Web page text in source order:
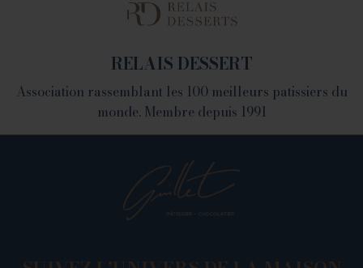
1082 Chemin de Devienne - 26100 Romans sur Isère
RELAIS DESSERT
Association rassemblant les 100 meilleurs patissiers du
monde. Membre depuis 1991